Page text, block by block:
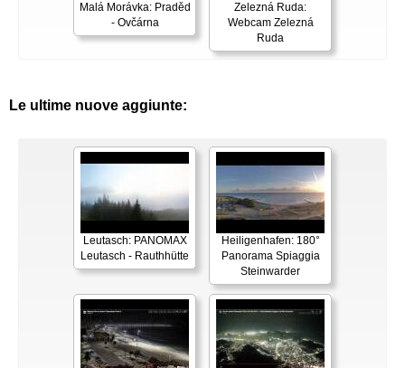
Malá Morávka: Praděd
- Ovčárna
Zelezná Ruda:
Webcam Zelezná
Ruda
Le ultime nuove aggiunte:
Leutasch: PANOMAX
Leutasch - Rauthhütte
Heiligenhafen: 180°
Panorama Spiaggia
Steinwarder